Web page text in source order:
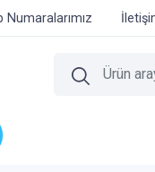
Numaralarımız